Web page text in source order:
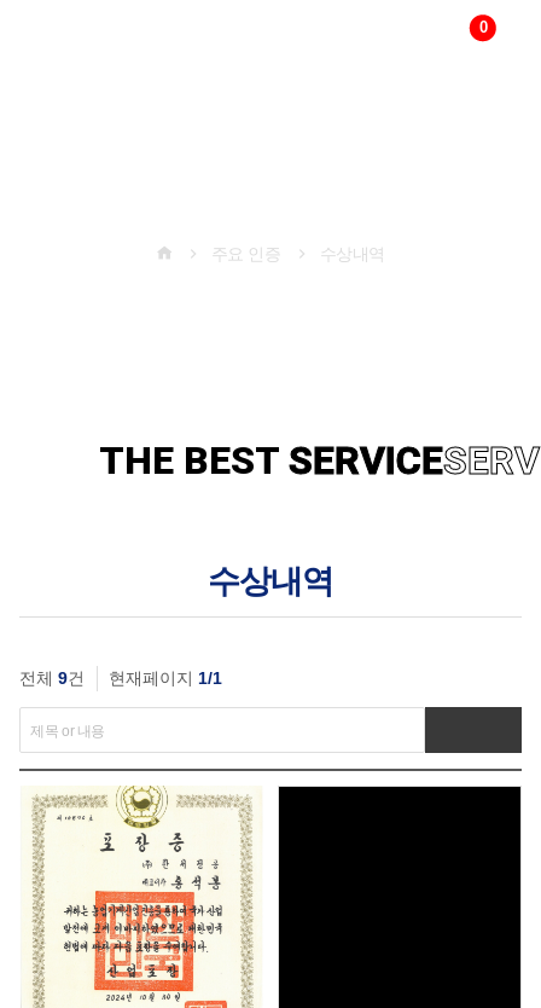
0
주요 인증 수상내역
THE BEST SERVICE
수상내역
전체 9건 현재페이지 1/1